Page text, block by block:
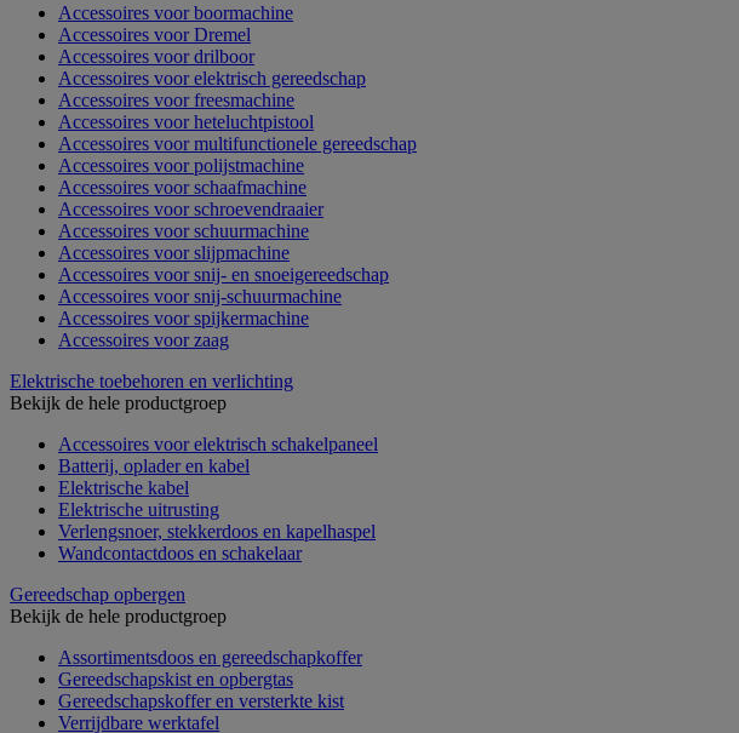
Accessoires voor boormachine
Accessoires voor Dremel
Accessoires voor drilboor
Accessoires voor elektrisch gereedschap
Accessoires voor freesmachine
Accessoires voor heteluchtpistool
Accessoires voor multifunctionele gereedschap
Accessoires voor polijstmachine
Accessoires voor schaafmachine
Accessoires voor schroevendraaier
Accessoires voor schuurmachine
Accessoires voor slijpmachine
Accessoires voor snij- en snoeigereedschap
Accessoires voor snij-schuurmachine
Accessoires voor spijkermachine
Accessoires voor zaag
Elektrische toebehoren en verlichting
Bekijk de hele productgroep
Accessoires voor elektrisch schakelpaneel
Batterij, oplader en kabel
Elektrische kabel
Elektrische uitrusting
Verlengsnoer, stekkerdoos en kapelhaspel
Wandcontactdoos en schakelaar
Gereedschap opbergen
Bekijk de hele productgroep
Assortimentsdoos en gereedschapkoffer
Gereedschapskist en opbergtas
Gereedschapskoffer en versterkte kist
Verrijdbare werktafel